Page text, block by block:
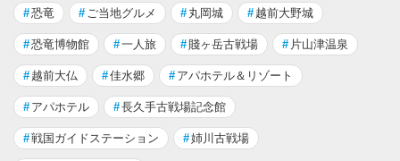
#恐竜 # ご当地グルメ # 丸岡城 # 越前大野城
#恐竜博物館 #一人旅 #賤ヶ岳古戦場 # 片山津温泉
# 越前大仏 #佳水郷 # アパホテル＆リゾート
# アパホテル #長久手古戦場記念館
#戦国ガイドステーション #姉川古戦場